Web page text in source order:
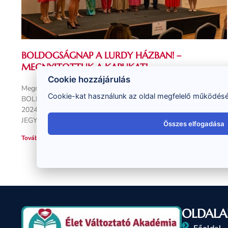
BOLDOGSÁGNAP A LURDY HÁZBAN! –
MEGNYITOTTUK A KAPUKAT!
Megnyitottuk végre a kapukat, indulhat a jelentkezés…!
BOLDOGSÁGNAP ÉS CSALÁDÁLLÍTÁS a Lurdy Házban
2024.06.01-jén!
JEGYEDET – most még
Tovább olvasom »
Cookie hozzájárulás
Cookie-kat használunk az oldal megfelelő
Összes elfogadása